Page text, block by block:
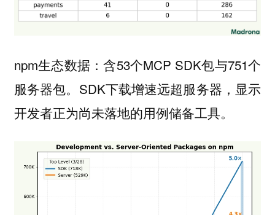
npm生态数据：含53个MCP SDK包与751个
服务器包。SDK下载增速远超服务器，显示
开发者正为尚未落地的用例储备工具。